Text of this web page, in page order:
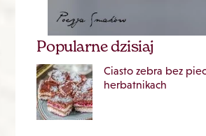
Popularne dzisiaj
Ciasto zebra bez
herbatnikach